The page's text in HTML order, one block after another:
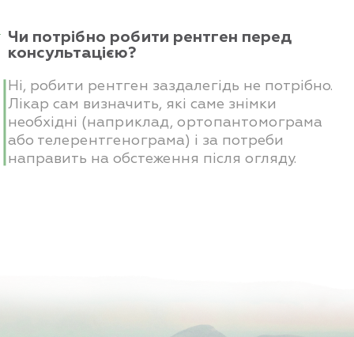
Чи потрібно робити рентген перед
консультацією?
Ні, робити рентген заздалегідь не потрібно.
Лікар сам визначить, які саме знімки
необхідні (наприклад, ортопантомограма
або телерентгенограма) і за потреби
направить на обстеження після огляду.